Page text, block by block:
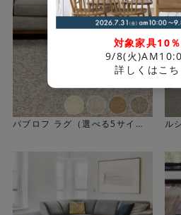
ホットカーペットカバーとして使
【裏面不織布】
裏面にフェルト状の不織布を使
しくお使いいただけます。
【お掃除がカンタン】
一本の繊維が長い「長繊維」を使
がでにくくお掃除がカンタンです
防炎性能基準に基づいて作られ
パブロフ ラグ（選べる5サイ
ル
対象家具10
9/8(火
詳しくはこ